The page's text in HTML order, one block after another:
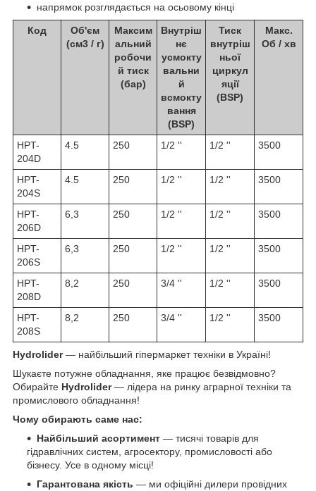
напрямок розглядається на осьовому кінці
Код
Об'єм
(см3 / г)
Максим
альний
робочи
й тиск
(бар)
Внутріш
нє
усмокту
вальни
й
всмокту
вання
(BSP)
Тиск
внутріш
ньої
циркул
яції
(BSP)
Макс.
Об / хв
HPT-
204D
4.5 250 1/2 '' 1/2 '' 3500
HPT-
204S
4.5 250 1/2 '' 1/2 '' 3500
HPT-
206D
6,3 250 1/2 '' 1/2 '' 3500
HPT-
206S
6,3 250 1/2 '' 1/2 '' 3500
HPT-
208D
8,2 250 3/4 '' 1/2 '' 3500
HPT-
208S
8,2 250 3/4 '' 1/2 '' 3500
Hydrolider— найбільший гіпермаркет техніки в Україні!
Шукаєте потужне обладнання, яке працює безвідмовно?
Обирайте Hydrolider— лідера на ринку аграрної техніки та
промислового обладнання!
Чому обирають саме нас:
Найбільший асортимент — тисячі товарів для
гідравлічних систем, агросектору, промисловості або
бізнесу. Усе в одному місці!
Гарантована якість — ми офіційні дилери провідних